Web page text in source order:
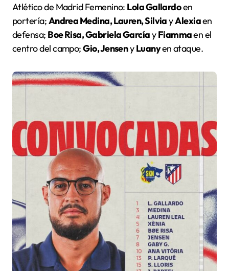
Atlético de Madrid Femenino: Lola Gallardoen
portería;Andrea Medina, Lauren, SilviayAlexiaen
defensa; Boe Risa, Gabriela GarcíayFiammaen el
centro del campo;Gio, JensenyLuanyen ataque.